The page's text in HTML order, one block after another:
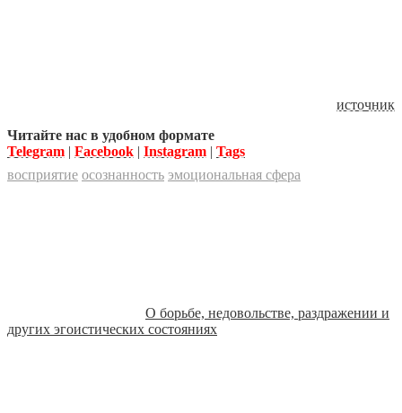
источник
Читайте нас в удобном формате
Telegram | Facebook | Instagram | Tags
восприятие осознанность эмоциональная сфера
О борьбе, недовольстве, раздражении и
других эгоистических состояниях